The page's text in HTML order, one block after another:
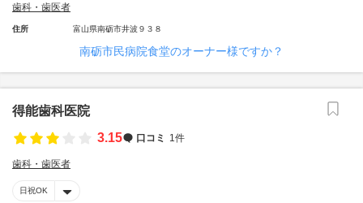
歯科・歯医者
住所 富山県南砺市井波９３８
南砺市民病院食堂のオーナー様ですか？
得能歯科医院
3.15
口コミ 1件
歯科・歯医者
日祝OK